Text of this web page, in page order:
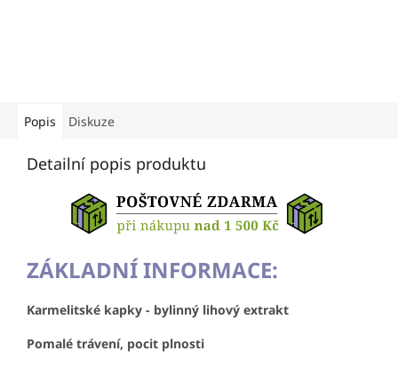
Popis Diskuze
Detailní popis produktu
ZÁKLADNÍ INFORMACE:
Karmelitské kapky - bylinný lihový extrakt
Pomalé trávení, pocit plnosti